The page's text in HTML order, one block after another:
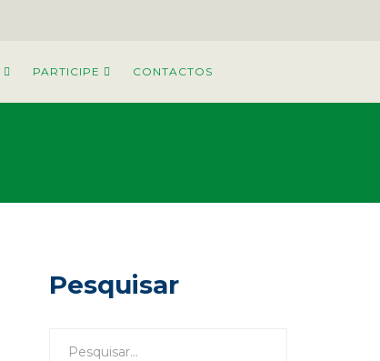
PARTICIPE CONTACTOS
Pesquisar